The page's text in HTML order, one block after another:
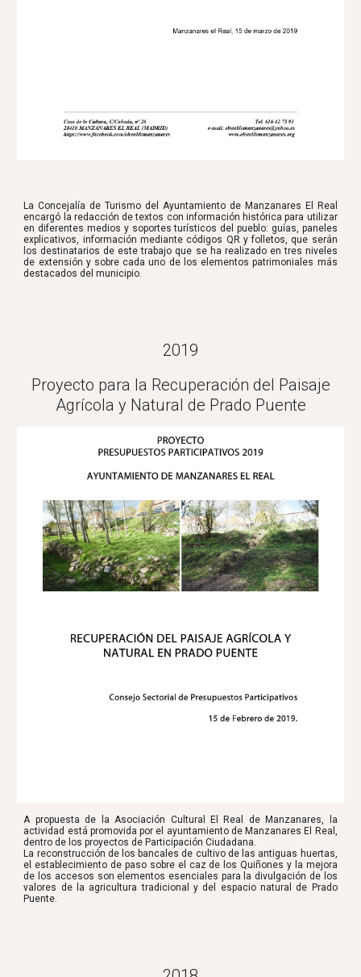
La Concejalía de Turismo del Ayuntamiento de Manzanares El Real
encargó la redacción de textos con información histórica para utilizar
en diferentes medios y soportes turísticos del pueblo: guías, paneles
explicativos, información mediante códigos QR y folletos, que serán
los destinatarios de este trabajo que se ha realizado en tres niveles
de extensión y sobre cada uno de los elementos patrimoniales más
destacados del municipio.
2019
Proyecto para la Recuperación del Paisaje
Agrícola y Natural de Prado Puente
A propuesta de la Asociación Cultural El Real de Manzanares, la
actividad está promovida por el ayuntamiento de Manzanares El Real,
dentro de los proyectos de Participación Ciudadana.
La reconstrucción de los bancales de cultivo de las antiguas huertas,
el establecimiento de paso sobre el caz de los Quiñones y la mejora
de los accesos son elementos esenciales para la divulgación de los
valores de la agricultura tradicional y del espacio natural de Prado
Puente.